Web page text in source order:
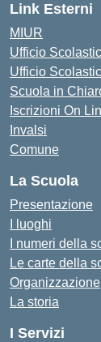
Link Esterni
MIUR
Ufficio
Ufficio
Scuola in
Iscrizioni On
Invalsi
Comune
La Scuola
Presentazione
I luoghi
I numeri della
Le carte della
Organizzazione
La storia
I Servizi